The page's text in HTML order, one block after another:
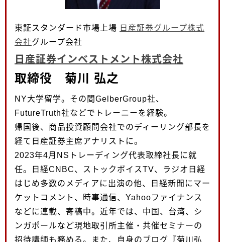
東証スタンダード市場上場 日産証券グループ株式
会社グループ会社
日産証券インベストメント株式会社
取締役 菊川 弘之
NY大学留学。その間GelberGroup社、
FutureTruth社などでトレーニーを経験。
帰国後、商品投資顧問会社でのディーリング部長を
経て日産証券主席アナリストに。
2023年4月NSトレーディング代表取締社長に就
任。日経CNBC、ストックボイスTV、ラジオ日経
はじめ多数のメディアに出演の他、日経新聞にマー
ケットコメント、時事通信、Yahooファイナンス
などに連載、寄稿中。近年では、中国、台湾、シ
ンガポールなど現地取引所主催・共催セミナーの
招待講師も務める。また、自身のブログ『菊川弘